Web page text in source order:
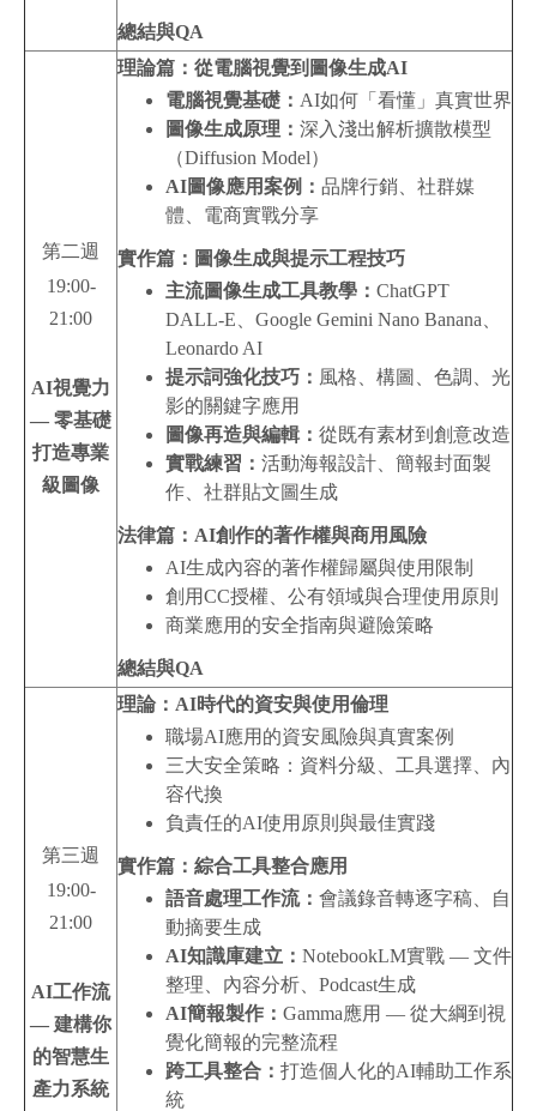
總結與QA
第二週
19:00-
21:00
AI視覺力
— 零基礎
打造專業
級圖像
理論篇：從電腦視覺到圖像生成AI
電腦視覺基礎： AI如何「看懂」真實世界
圖像生成原理： 深入淺出解析擴散模型
（Diffusion Model）
AI圖像應用案例： 品牌行銷、社群媒
體、電商實戰分享
實作篇：圖像生成與提示工程技巧
主流圖像生成工具教學： ChatGPT
DALL-E、Google Gemini Nano Banana、
Leonardo AI
提示詞強化技巧： 風格、構圖、色調、光
影的關鍵字應用
圖像再造與編輯： 從既有素材到創意改造
實戰練習： 活動海報設計、簡報封面製
作、社群貼文圖生成
法律篇：AI創作的著作權與商用風險
AI生成內容的著作權歸屬與使用限制
創用CC授權、公有領域與合理使用原則
商業應用的安全指南與避險策略
總結與QA
第三週
19:00-
21:00
AI工作流
— 建構你
的智慧生
產力系統
理論：AI時代的資安與使用倫理
職場AI應用的資安風險與真實案例
三大安全策略：資料分級、工具選擇、內
容代換
負責任的AI使用原則與最佳實踐
實作篇：綜合工具整合應用
語音處理工作流： 會議錄音轉逐字稿、自
動摘要生成
AI知識庫建立： NotebookLM實戰 — 文件
整理、內容分析、Podcast生成
AI簡報製作： Gamma應用 — 從大綱到視
覺化簡報的完整流程
跨工具整合： 打造個人化的AI輔助工作系
統